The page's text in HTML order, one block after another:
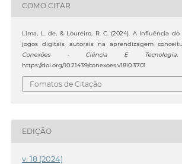
COMO CITAR
Lima, L. de, & Loureiro, R. C. (2024). A Influência
jogos digitais autorais na aprendizagem
Conexões - Ciência E Tecnologia
https://doi.org/10.21439/conexoes.v18i0.3701
Fomatos de Citação
EDIÇÃO
v. 18 (2024)